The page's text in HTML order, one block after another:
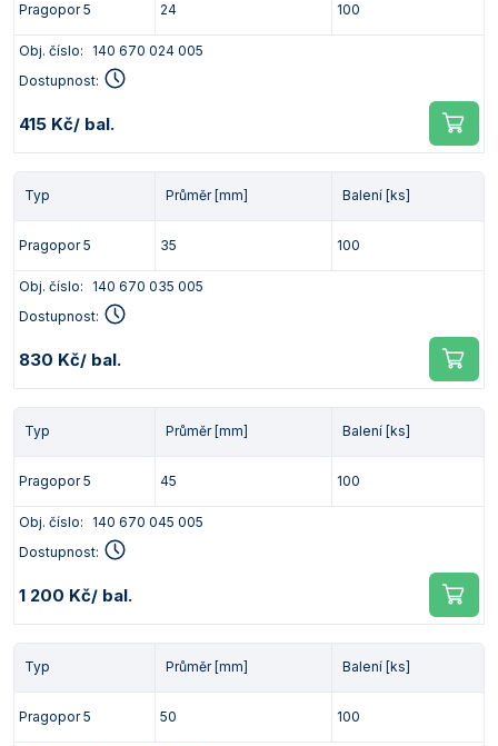
Pragopor 5 24 100
Obj. číslo:
140 670 024 005
Dostupnost:
415 Kč/ bal.
Typ Průměr [mm] Balení [ks]
Pragopor 5 35 100
Obj. číslo:
140 670 035 005
Dostupnost:
830 Kč/ bal.
Typ Průměr [mm] Balení [ks]
Pragopor 5 45 100
Obj. číslo:
140 670 045 005
Dostupnost:
1 200 Kč/ bal.
Typ Průměr [mm] Balení [ks]
Pragopor 5 50 100